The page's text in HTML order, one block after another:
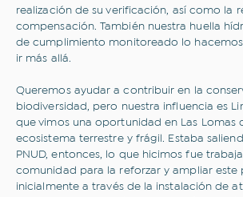
realización de su verificación, así como la
compensación. También nuestra huella
de cumplimiento monitoreado lo
ir más allá.
Queremos ayudar a contribuir en la
biodiversidad, pero nuestra influencia es
que vimos una oportunidad en Las Lomas
ecosistema terrestre y frágil. Estaba
PNUD, entonces, lo que hicimos fue
comunidad para la reforzar y ampliar este
inicialmente a través de la instalación de